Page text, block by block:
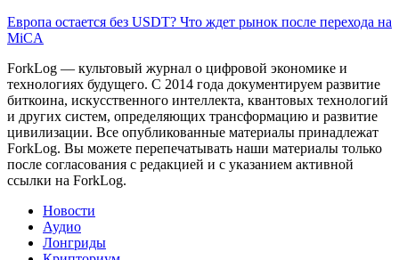
Европа остается без USDT? Что ждет рынок после перехода на
MiCA
ForkLog — культовый журнал о цифровой экономике и
технологиях будущего. С 2014 года документируем развитие
биткоина, искусственного интеллекта, квантовых технологий
и других систем, определяющих трансформацию и развитие
цивилизации. Все опубликованные материалы принадлежат
ForkLog. Вы можете перепечатывать наши материалы только
после согласования с редакцией и с указанием активной
ссылки на ForkLog.
Новости
Аудио
Лонгриды